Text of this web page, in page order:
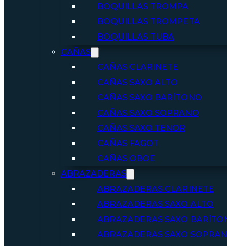
BOQUILLAS TROMPA
BOQUILLAS TROMPETA
BOQUILLAS TUBA
CAÑAS
CAÑAS CLARINETE
CAÑAS SAXO ALTO
CAÑAS SAXO BARÍTONO
CAÑAS SAXO SOPRANO
CAÑAS SAXO TENOR
CAÑAS FAGOT
CAÑAS OBOE
ABRAZADERAS
ABRAZADERAS CLARINETE
ABRAZADERAS SAXO ALTO
ABRAZADERAS SAXO
ABRAZADERAS SAXO